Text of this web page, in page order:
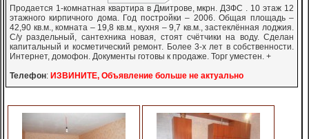
Продается 1-комнатная квартира в Дмитрове, мкрн. ДЗФС . 10 этаж 12
этажного кирпичного дома. Год постройки – 2006. Общая площадь –
42,90 кв.м., комната – 19,8 кв.м., кухня – 9,7 кв.м., застеклённая лоджия.
С/у раздельный, сантехника новая, стоят счётчики на воду. Сделан
капитальный и косметический ремонт. Более 3-х лет в собственности.
Интернет, домофон. Документы готовы к продаже. Торг уместен. +
Телефон: ИЗВИНИТЕ, Объявление больше не актуально